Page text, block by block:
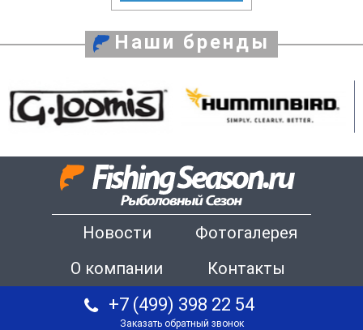
Наши бренды
Новости
Фотогалерея
О компании
Контакты
+7 (499) 398 22 54
Заказать обратный звонок